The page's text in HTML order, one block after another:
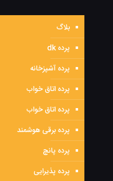
بلاگ
پرده dk
پرده آشپزخانه
پرده اتاق خواب
پرده اتاق خواب
پرده برقی هوشمند
پرده پانچ
پرده پذیرایی